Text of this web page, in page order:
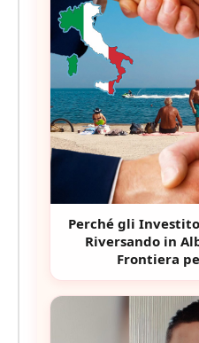
Perché gli
Riversando in
Frontiera